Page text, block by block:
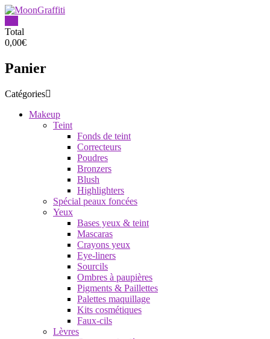
Aller
contenu
MoonGraffiti
Total
0,00€
Panier
Catégories
Makeup
Teint
Fonds de teint
Correcteurs
Poudres
Bronzers
Blush
Highlighters
Spécial peaux foncées
Yeux
Bases yeux & teint
Mascaras
Crayons yeux
Eye-liners
Sourcils
Ombres à paupières
Pigments & Paillettes
Palettes maquillage
Kits cosmétiques
Faux-cils
Lèvres